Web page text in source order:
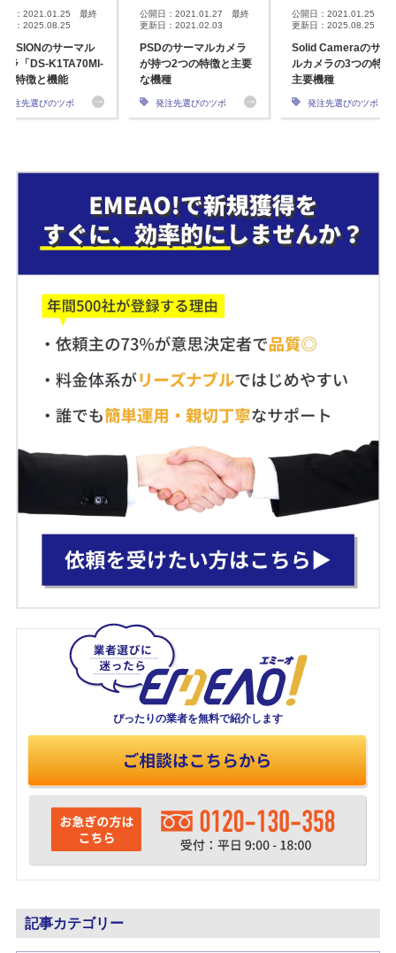
日：2021.01.25 最終
日：2025.08.25
のサーマル
ラ「DS-K1TA70MI-
の特徴と機能
発注先選びのツボ
公開日：2021.01.27 最終
更新日：2021.02.03
PSDのサーマルカメラ
が持つ2つの特徴と主要
な機種
発注先選びのツボ
公開日：2021.01.25 最
更新日：2025.08.25
Solid Cameraのサー
ルカメラの3つの特徴
主要機種
発注先選びのツボ
ぴったりの業者を無料で紹介します
記事カテゴリー